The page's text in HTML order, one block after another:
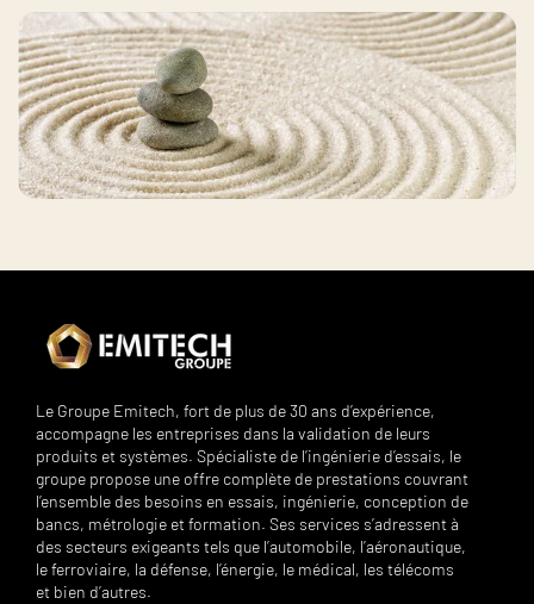
Le Groupe Emitech, fort de plus de 30 ans d’expérience,
accompagne les entreprises dans la validation de leurs
produits et systèmes. Spécialiste de l’ingénierie d’essais, le
groupe propose une offre complète de prestations couvrant
l’ensemble des besoins en essais, ingénierie, conception de
bancs, métrologie et formation. Ses services s’adressent à
des secteurs exigeants tels que l’automobile, l’aéronautique,
le ferroviaire, la défense, l’énergie, le médical, les télécoms
et bien d’autres.